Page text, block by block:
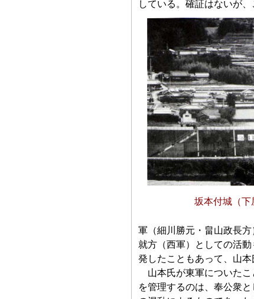
している。確証はないが
坂本付城（下
軍（細川勝元・畠山政長
就方（西軍）としての活
発したこともあって、山本
山本氏が東軍についたこ
を管理するのは、奉公衆